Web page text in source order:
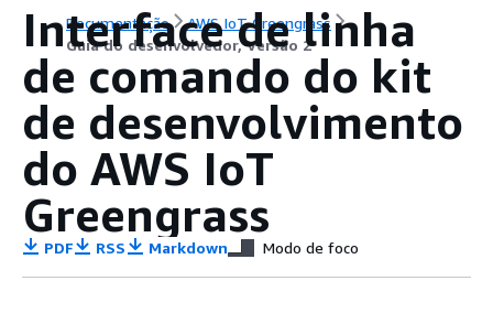
Documentação
AWS IoT Greengrass
Guia do desenvolvedor, Versão 2
Interface de linha
de comando do kit
de desenvolvimento
do AWS IoT
Greengrass
PDF RSS Markdown Modo de foco